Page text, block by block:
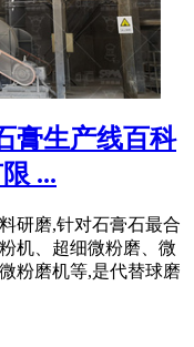
膏生产线百科
...
研磨,针对石膏石最合
机、超细微粉磨、微
粉磨机等,是代替球磨